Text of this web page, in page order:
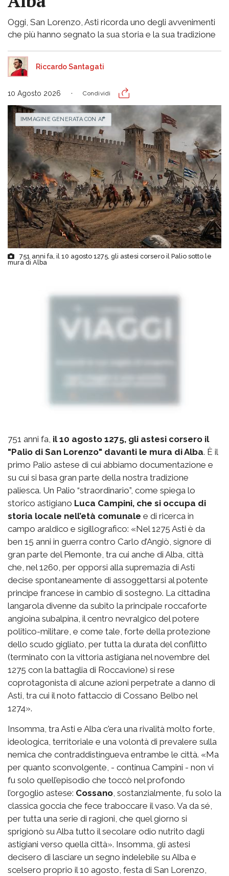
Oggi, San Lorenzo, Asti ricorda uno degli avvenimenti
che più hanno segnato la sua storia e la sua tradizione
Riccardo Santagati
10 Agosto 2026 Condividi
751 anni fa, il 10 agosto 1275, gli astesi corsero il Palio sotto le
mura di Alba
IMMAGINE GENERATA CON AI
751 anni fa, il 10 agosto 1275, gli astesi corsero il
"Palio di San Lorenzo" davanti le mura di Alba. È il
primo Palio astese di cui abbiamo documentazione e
su cui si basa gran parte della nostra tradizione
paliesca. Un Palio “straordinario”, come spiega lo
storico astigiano Luca Campini, che si occupa di
storia locale nell’età comunale e di ricerca in
campo araldico e sigillografico: «Nel 1275 Asti è da
ben 15 anni in guerra contro Carlo d’Angiò, signore di
gran parte del Piemonte, tra cui anche di Alba, città
che, nel 1260, per opporsi alla supremazia di Asti
decise spontaneamente di assoggettarsi al potente
principe francese in cambio di sostegno. La cittadina
langarola divenne da subito la principale roccaforte
angioina subalpina, il centro nevralgico del potere
politico-militare, e come tale, forte della protezione
dello scudo gigliato, per tutta la durata del conflitto
(terminato con la vittoria astigiana nel novembre del
1275 con la battaglia di Roccavione) si rese
coprotagonista di alcune azioni perpetrate a danno di
Asti, tra cui il noto fattaccio di Cossano Belbo nel
1274».
Insomma, tra Asti e Alba c'era una rivalità molto forte,
ideologica, territoriale e una volontà di prevalere sulla
nemica che contraddistingueva entrambe le città. «Ma
per quanto sconvolgente, - continua Campini - non vi
fu solo quell’episodio che toccò nel profondo
l’orgoglio astese: Cossano , sostanzialmente, fu solo la
classica goccia che fece traboccare il vaso. Va da sé,
per tutta una serie di ragioni, che quel giorno si
sprigionò su Alba tutto il secolare odio nutrito dagli
astigiani verso quella città». Insomma, gli astesi
decisero di lasciare un segno indelebile su Alba e
scelsero proprio il 10 agosto, festa di San Lorenzo,